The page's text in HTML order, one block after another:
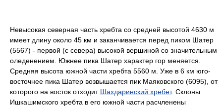
Невысокая северная часть хребта со средней высотой 4630 м
имеет длину около 45 км и заканчивается перед пиком Шатер
(5567) - первой (с севера) высокой вершиной со значительным
оледенением. Южнее пика Шатер характер гор меняется.
Средняя высота южной части хребта 5560 м. Уже в 6 км юго-
восточнее пика Шатер возвышается пик Маяковского (6095), от
которого на восток отходит Шахдаринский хребет. Склоны
Ишкашимского хребта в его южной части расчленены